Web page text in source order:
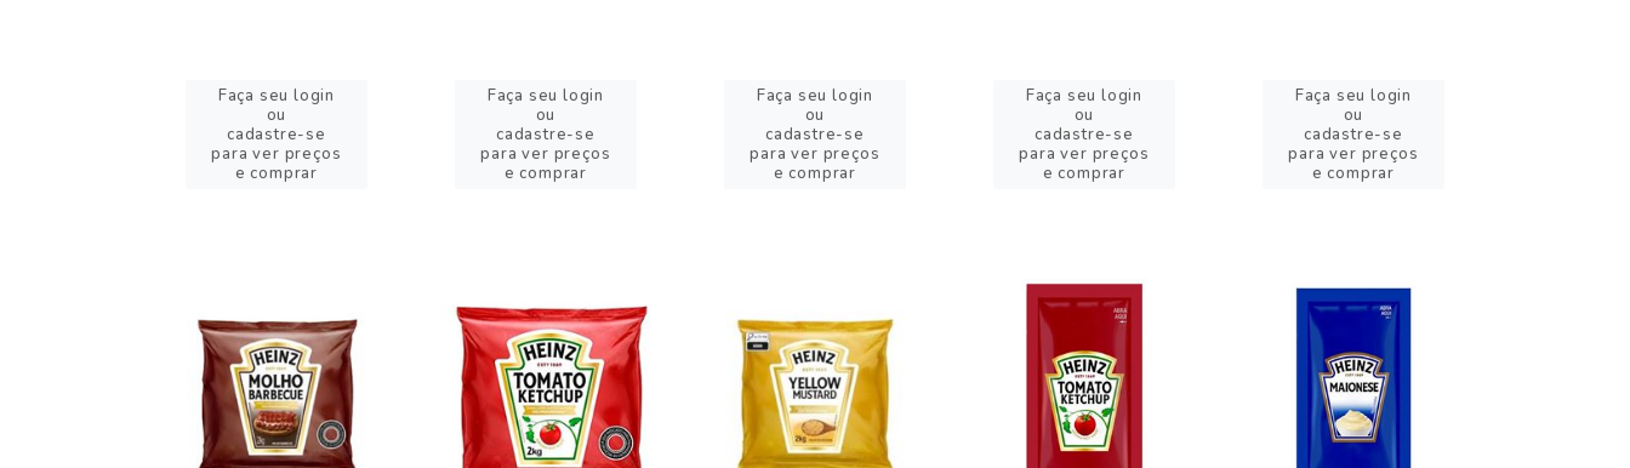
Faça seu login
ou
cadastre-se
para ver preços
e comprar
Faça seu login
ou
cadastre-se
para ver preços
e comprar
Faça seu login
ou
cadastre-se
para ver preços
e comprar
Faça seu login
ou
cadastre-se
para ver preços
e comprar
Faça seu login
ou
cadastre-se
para ver preços
e comprar